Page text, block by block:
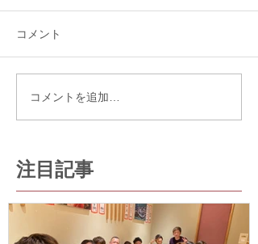
コメント
コメントを追加…
注目記事